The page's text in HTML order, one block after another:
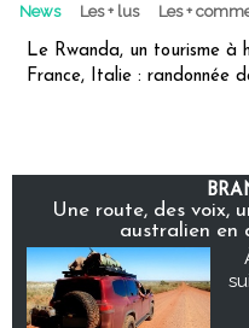
News Les + lus Les +
Le Rwanda, un tourisme à
France, Italie : randonnée
Une route, des voix,
australien en